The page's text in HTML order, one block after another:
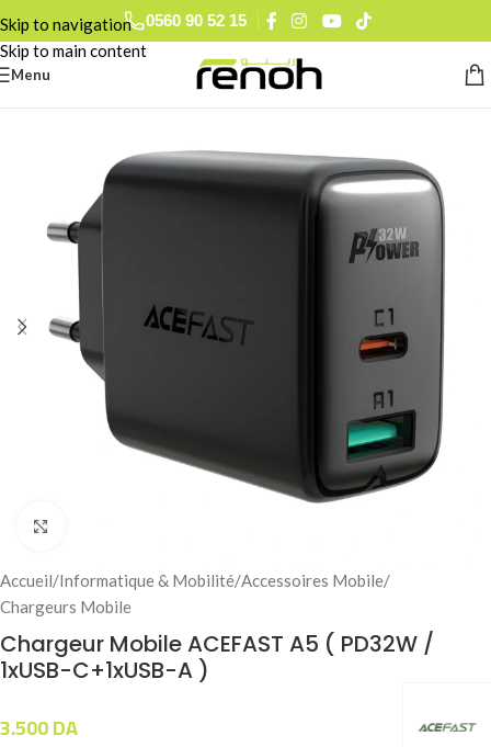
Skip to navigation
Skip to main content
0560 90 52 15
Menu
Accueil/Informatique & Mobilité/Accessoires Mobile/
Chargeurs Mobile
Chargeur Mobile ACEFAST A5 ( PD32W /
1xUSB-C+1xUSB-A )
3.500DA